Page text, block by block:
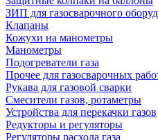
ЗИП для газосварочного
Клапаны
Кожухи на манометры
Манометры
Подогреватели газа
Прочее для газосварочных
Рукава для газовой сварки
Смесители газов, ротаметры
Устройства для перекачки газов
Редукторы и регуляторы
Регуляторы расхода газа